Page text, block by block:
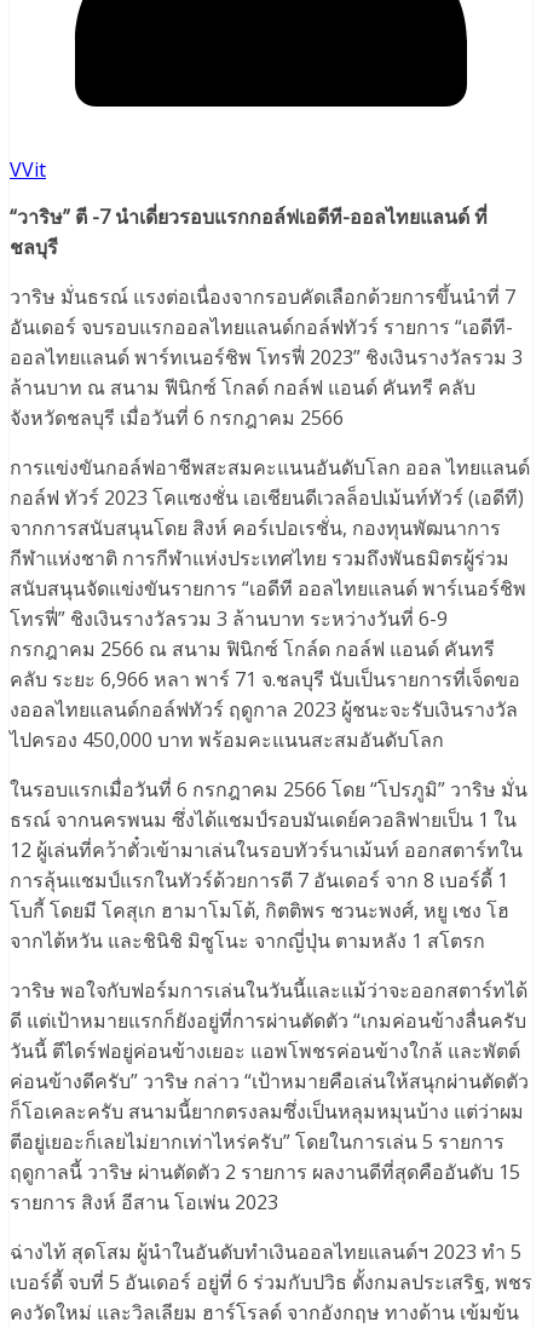
VVit
“วาริษ” ตี -7 นำเดี่ยวรอบแรกกอล์ฟเอดีที-ออลไทยแลนด์ ที่
ชลบุรี
วาริษ มั่นธรณ์ แรงต่อเนื่องจากรอบคัดเลือกด้วยการขึ้นนำที่ 7
อันเดอร์ จบรอบแรกออลไทยแลนด์กอล์ฟทัวร์ รายการ “เอดีที-
ออลไทยแลนด์ พาร์ทเนอร์ชิพ โทรฟี่ 2023” ชิงเงินรางวัลรวม 3
ล้านบาท ณ สนาม ฟีนิกซ์ โกลด์ กอล์ฟ แอนด์ คันทรี คลับ
จังหวัดชลบุรี เมื่อวันที่ 6 กรกฎาคม 2566
การแข่งขันกอล์ฟอาชีพสะสมคะแนนอันดับโลก ออล ไทยแลนด์
กอล์ฟ ทัวร์ 2023 โคแซงชั่น เอเชียนดีเวลล็อปเม้นท์ทัวร์ (เอดีที)
จากการสนับสนุนโดย สิงห์ คอร์เปอเรชั่น, กองทุนพัฒนาการ
กีฬาแห่งชาติ การกีฬาแห่งประเทศไทย รวมถึงพันธมิตรผู้ร่วม
สนับสนุนจัดแข่งขันรายการ “เอดีที ออลไทยแลนด์ พาร์เนอร์ชิพ
โทรฟี่” ชิงเงินรางวัลรวม 3 ล้านบาท ระหว่างวันที่ 6-9
กรกฎาคม 2566 ณ สนาม ฟินิกซ์ โกล์ด กอล์ฟ แอนด์ คันทรี
คลับ ระยะ 6,966 หลา พาร์ 71 จ.ชลบุรี นับเป็นรายการที่เจ็ดขอ
งออลไทยแลนด์กอล์ฟทัวร์ ฤดูกาล 2023 ผู้ชนะจะรับเงินรางวัล
ไปครอง 450,000 บาท พร้อมคะแนนสะสมอันดับโลก
ในรอบแรกเมื่อวันที่ 6 กรกฎาคม 2566 โดย “โปรภูมิ” วาริษ มั่น
ธรณ์ จากนครพนม ซึ่งได้แชมป์รอบมันเดย์ควอลิฟายเป็น 1 ใน
12 ผู้เล่นที่คว้าตั๋วเข้ามาเล่นในรอบทัวร์นาเม้นท์ ออกสตาร์ทใน
การลุ้นแชมป์แรกในทัวร์ด้วยการตี 7 อันเดอร์ จาก 8 เบอร์ดี้ 1
โบกี้ โดยมี โคสุเก ฮามาโมโต้, กิตติพร ชวนะพงศ์, หยู เชง โฮ
จากไต้หวัน และชินิชิ มิซูโนะ จากญี่ปุ่น ตามหลัง 1 สโตรก
วาริษ พอใจกับฟอร์มการเล่นในวันนี้และแม้ว่าจะออกสตาร์ทได้
ดี แต่เป้าหมายแรกก็ยังอยู่ที่การผ่านตัดตัว “เกมค่อนข้างลื่นครับ
วันนี้ ตีไดร์ฟอยู่ค่อนข้างเยอะ แอพโพชรค่อนข้างใกล้ และพัตต์
ค่อนข้างดีครับ” วาริษ กล่าว “เป้าหมายคือเล่นให้สนุกผ่านตัดตัว
ก็โอเคละครับ สนามนี้ยากตรงลมซึ่งเป็นหลุมหมุนบ้าง แต่ว่าผม
ตีอยู่เยอะก็เลยไม่ยากเท่าไหร่ครับ” โดยในการเล่น 5 รายการ
ฤดูกาลนี้ วาริษ ผ่านตัดตัว 2 รายการ ผลงานดีที่สุดคืออันดับ 15
รายการ สิงห์ อีสาน โอเพ่น 2023
ฉ่างไท้ สุดโสม ผู้นำในอันดับทำเงินออลไทยแลนด์ฯ 2023 ทำ 5
เบอร์ดี้ จบที่ 5 อันเดอร์ อยู่ที่ 6 ร่วมกับปวิธ ตั้งกมลประเสริฐ, พชร
คงวัดใหม่ และวิลเลียม ฮาร์โรลด์ จากอังกฤษ ทางด้าน เข้มข้น